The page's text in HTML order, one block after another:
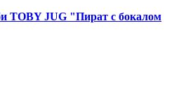
TOBY JUG "Пират с бокалом